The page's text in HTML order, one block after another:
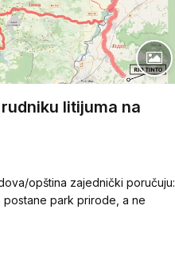
litijuma na
opština zajednički poručuju:
park prirode, a ne